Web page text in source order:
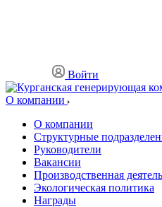
Войти
О компании
О компании
Структурные
Руководители
Вакансии
Производственная
Экологическая политика
Награды